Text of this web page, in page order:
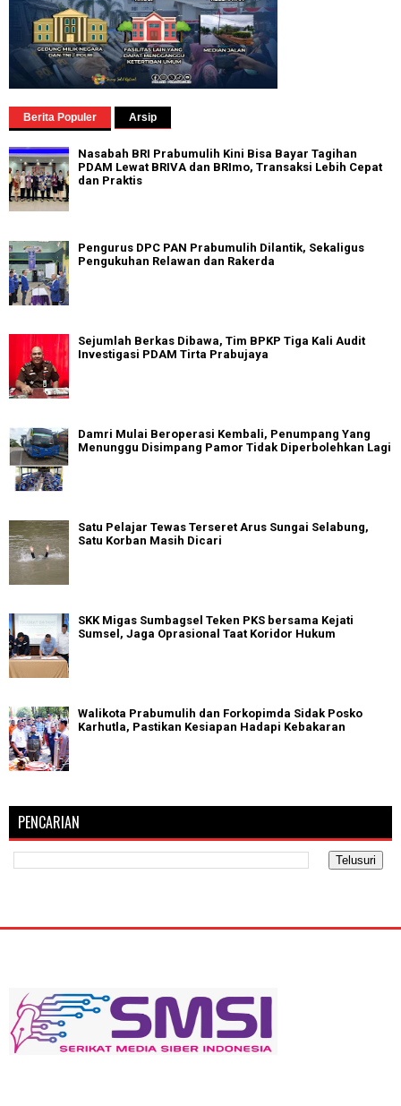
Berita Populer Arsip
Nasabah BRI Prabumulih Kini Bisa Bayar Tagihan
PDAM Lewat BRIVA dan BRImo, Transaksi Lebih Cepat
dan Praktis
Pengurus DPC PAN Prabumulih Dilantik, Sekaligus
Pengukuhan Relawan dan Rakerda
Sejumlah Berkas Dibawa, Tim BPKP Tiga Kali Audit
Investigasi PDAM Tirta Prabujaya
Damri Mulai Beroperasi Kembali, Penumpang Yang
Menunggu Disimpang Pamor Tidak Diperbolehkan Lagi
Satu Pelajar Tewas Terseret Arus Sungai Selabung,
Satu Korban Masih Dicari
SKK Migas Sumbagsel Teken PKS bersama Kejati
Sumsel, Jaga Oprasional Taat Koridor Hukum
Walikota Prabumulih dan Forkopimda Sidak Posko
Karhutla, Pastikan Kesiapan Hadapi Kebakaran
PENCARIAN